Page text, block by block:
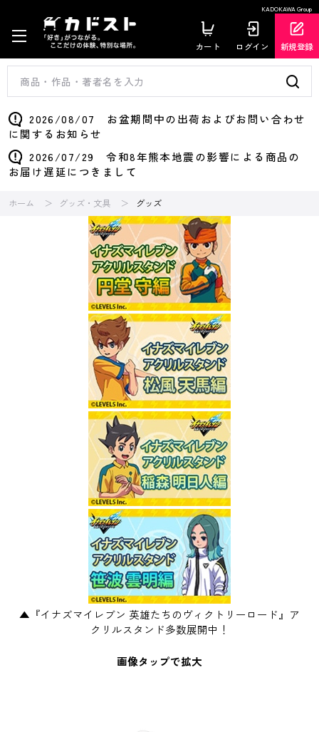
KADOKAWA Group
カート ログイン 新規登録
2026/08/07 お盆期間中の出荷およびお問い合わせ
に関するお知らせ
2026/07/29 令和8年熊本地震の影響による商品の
お届け遅延につきまして
ホーム グッズ・文具 グッズ
▲『イナズマイレブン 英雄たちのヴィクトリーロード』ア
クリルスタンド多数展開中！
画像タップで拡大